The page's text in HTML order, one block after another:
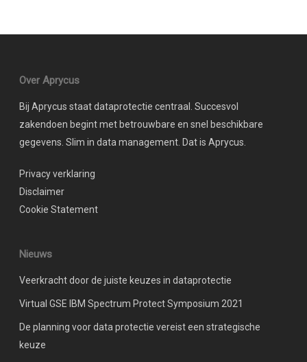
Over Aprycus
Bij Aprycus staat dataprotectie centraal. Succesvol
zakendoen begint met betrouwbare en snel beschikbare
gegevens. Slim in data management. Dat is Aprycus.
Privacy verklaring
Disclaimer
Cookie Statement
Nieuws
Veerkracht door de juiste keuzes in dataprotectie
Virtual GSE IBM Spectrum Protect Symposium 2021
De planning voor data protectie vereist een strategische
keuze